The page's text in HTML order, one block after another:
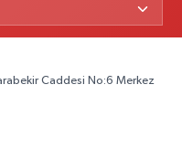
Caddesi No:6 Merkez